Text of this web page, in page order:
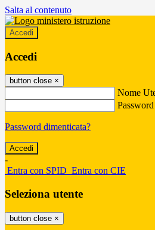
Salta al contenuto
Accedi
Accedi
button close ×
Nome
Password
Password dimenticata?
-
Entra con SPID Entra con CIE
Seleziona utente
button close ×